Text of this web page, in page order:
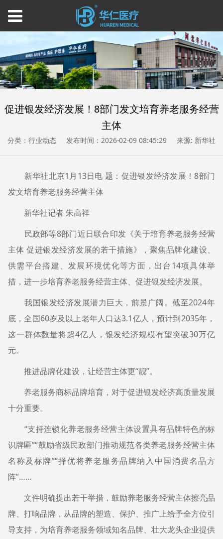
促进银发经济发展！8部门发文培育养老服务经营
主体
分类：行业动态 发布时间：2026-02-09 08:45:29 来源: 新华社
新华社北京1月13日电 题：促进银发经济发展！8部门
发文培育养老服务经营主体
新华社记者 朱高祥
民政部等8部门近日联合印发《关于培育养老服务经营
主体 促进银发经济发展的若干措施》，聚焦品牌化建设、
供需平台搭建、发展环境优化等方面，出台14项具体举
措，进一步培育养老服务经营主体、促进银发经济发展。
我国银发经济发展潜力巨大，前景广阔。截至2024年
底，全国60岁及以上老年人口达3.1亿人，预计到2035年，
这一群体数量将超4亿人，银发经济规模有望突破30万亿
元。
推进品牌化建设，让经营主体更“靓”。
养老服务商标品牌培育，对于促进银发经济高质量发展
十分重要。
“支持连锁化养老服务经营主体设置具有品牌特色的标
识牌匾”“鼓励省级民政部门推动规范各类养老服务经营主体
名称及标牌”“择优将养老服务品牌纳入中国消费名品方
阵”……
文件明确提出若干举措，鼓励养老服务经营主体擦亮品
牌、打响品牌，从品牌的塑造、保护、推广上给予全方位引
导支持，为培育养老服务领域知名品牌、壮大龙头企业提供